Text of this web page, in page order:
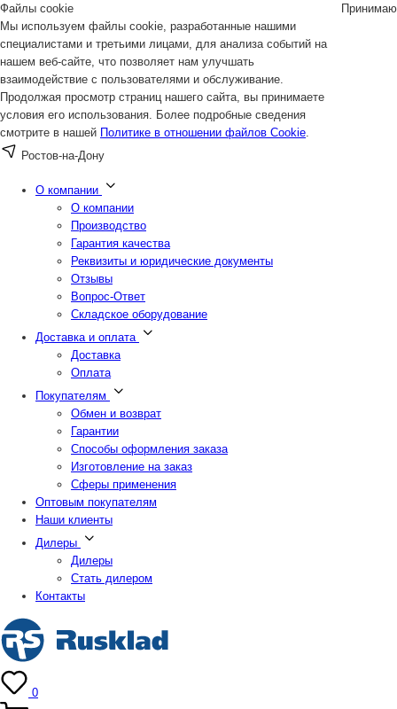
Файлы cookie
Мы используем файлы cookie, разработанные нашими
специалистами и третьими лицами, для анализа событий на
нашем веб-сайте, что позволяет нам улучшать
взаимодействие с пользователями и обслуживание.
Продолжая просмотр страниц нашего сайта, вы принимаете
условия его использования. Более подробные сведения
смотрите в нашей Политике в отношении файлов Cookie.
Принимаю
Ростов-на-Дону
О компании
О компании
Производство
Гарантия качества
Реквизиты и юридические документы
Отзывы
Вопрос-Ответ
Складское оборудование
Доставка и оплата
Доставка
Оплата
Покупателям
Обмен и возврат
Гарантии
Способы оформления заказа
Изготовление на заказ
Сферы применения
Оптовым покупателям
Наши клиенты
Дилеры
Дилеры
Стать дилером
Контакты
0